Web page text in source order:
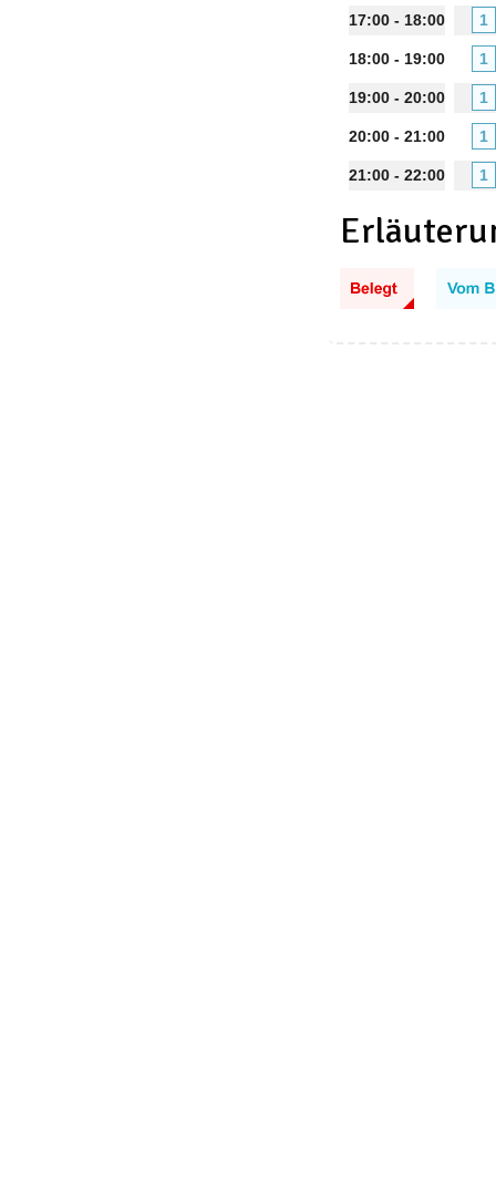
17:00 - 18:00 1
18:00 - 19:00 1
19:00 - 20:00 1
20:00 - 21:00 1
21:00 - 22:00 1